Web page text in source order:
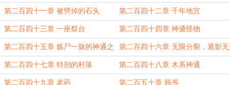
第二百四十一章 被劈掉的石头 第二百四十二章 千年地宫
第二百四十三章 一座祭台 第二百四十四章 神通怪物
第二百四十五章 炼尸一脉的神通之
秘
第二百四十六章 无限分裂，遁影无
伤
第二百四十七章 特别的村落 第二百四十八章 木系神通
第二百四十九章 老药 第二百五十章 韩爷